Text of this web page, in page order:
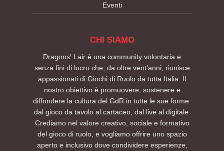
Eventi
CHI SIAMO
Dragons' Lair è una community volontaria e
senza fini di lucro che, da oltre vent’anni, riunisce
appassionati di Giochi di Ruolo da tutta Italia. Il
nostro obiettivo è promuovere, sostenere e
diffondere la cultura del GdR in tutte le sue forme:
dal gioco da tavolo al cartaceo, dal live al digitale.
Crediamo nel valore creativo, sociale e formativo
del gioco di ruolo, e vogliamo offrire uno spazio
aperto e inclusivo dove condividere esperienze,